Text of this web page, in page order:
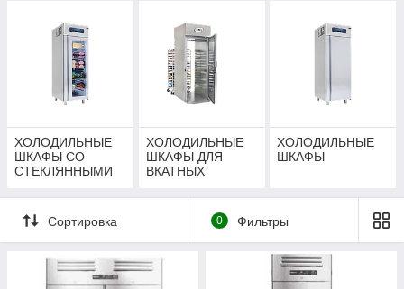
ХОЛОДИЛЬНЫЕ
ШКАФЫ СО
СТЕКЛЯННЫМИ
ХОЛОДИЛЬНЫЕ
ШКАФЫ ДЛЯ
ВКАТНЫХ
ДВОЙНАЯ ДВЕРЬ
ХОЛОДИЛЬНЫЕ
ШКАФЫ
Сортировка 0 Фильтры